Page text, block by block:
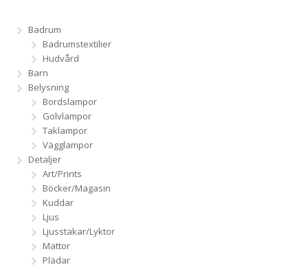
Badrum
Badrumstextilier
Hudvård
Barn
Belysning
Bordslampor
Golvlampor
Taklampor
Vägglampor
Detaljer
Art/Prints
Böcker/Magasin
Kuddar
Ljus
Ljusstakar/Lyktor
Mattor
Plädar